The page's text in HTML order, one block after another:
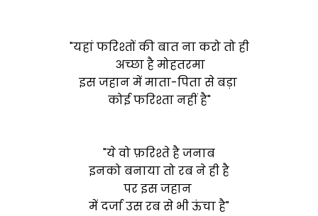
"यहां फरिश्तों की बात ना करो तो ही
अच्छा है मोहतरमा
इस जहान में माता-पिता से बड़ा
कोई फरिश्ता नहीं है"
"ये वो फ़रिश्ते है जनाब
इनको बनाया तो रब ने ही है
पर इस जहान
में दर्जा उस रब से भी ऊंचा है"